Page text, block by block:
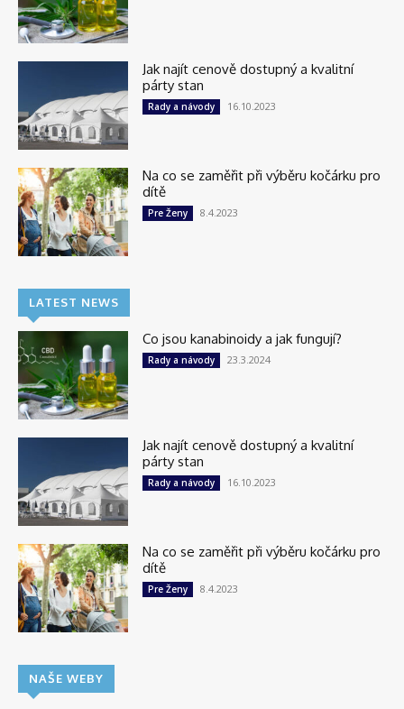
Jak najít cenově dostupný a kvalitní
párty stan
Rady a návody 16.10.2023
Na co se zaměřit při výběru kočárku pro
dítě
Pre Ženy 8.4.2023
LATEST NEWS
Co jsou kanabinoidy a jak fungují?
Rady a návody 23.3.2024
Jak najít cenově dostupný a kvalitní
párty stan
Rady a návody 16.10.2023
Na co se zaměřit při výběru kočárku pro
dítě
Pre Ženy 8.4.2023
NAŠE WEBY